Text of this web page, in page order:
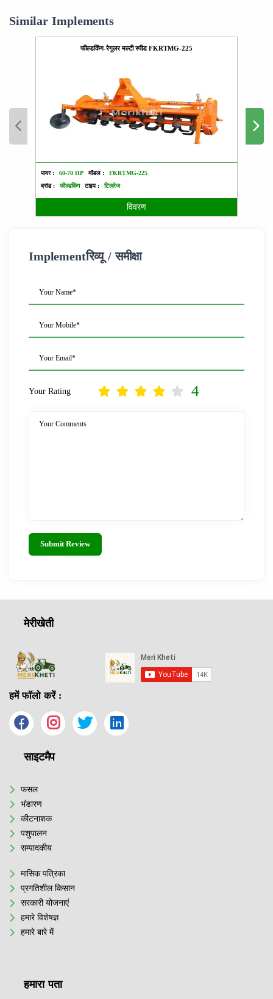
Similar Implements
फील्डकिंग-रेगुलर मल्टी स्पीड FKRTMG-225
पावर : 60-70 HP मॉडल :
FKRTMG-225
ब्रांड :
फील्डकिंग टाइप : टिल्लेज
विवरण
Implementरिव्यू / समीक्षा
Your Name*
Your Mobile*
Your Email*
Your Rating 4
Your Comments
Submit Review
मेरीखेती
हमें फॉलो करें :
साइटमैप
फसल
भंडारण
कीटनाशक
पशुपालन
सम्पादकीय
मासिक पत्रिका
प्रगतिशील किसान
सरकारी योजनाएं
हमारे विशेषज्ञ
हमारे बारे में
हमारा पता